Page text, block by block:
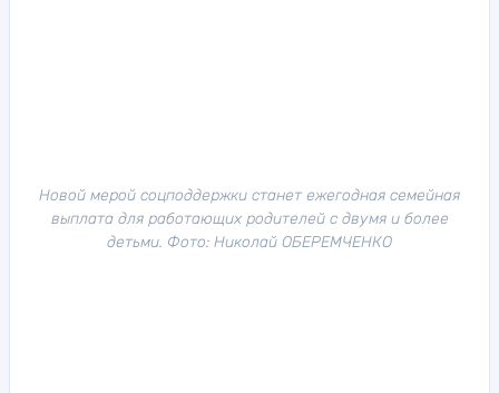
Новой мерой соцподдержки станет ежегодная семейная
выплата для работающих родителей с двумя и более
детьми. Фото: Николай ОБЕРЕМЧЕНКО